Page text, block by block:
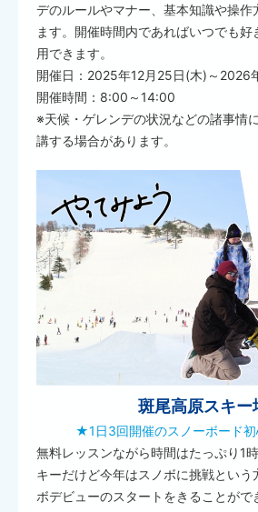
デのルールやマナー、基本知識や操作
ます。開催時間内であればいつでも好
用できます。
開催日：2025年12月25日(木)～2026
開催時間：8:00～14:00
※天候・ゲレンデの状況などの諸事情
講する場合があります。
斑尾高原スキー
★1日3回開催のスノーボード初
無料レッスンながら時間はたっぷり1
キーだけど今年はスノボに挑戦という
ボデビューのスタートをきることがで